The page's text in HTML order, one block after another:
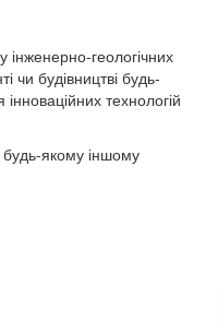
геологічних
чи будівництві будь-
технологій
будь-якому іншому